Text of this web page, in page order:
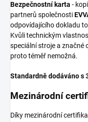
Bezpečnostní karta -
partnerů společnosti
odpovídajícího dokladu
Kvůli technickým
speciální stroje a značné
proto téměř nemožná.
Standardně dodáváno s
Mezinárodní
Díky mezinárodní